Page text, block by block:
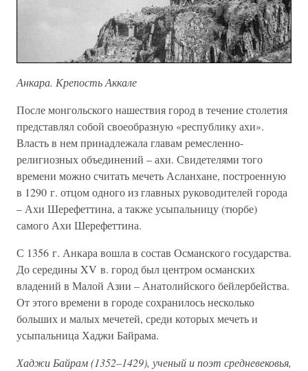
Анкара. Крепость Аккале
После монгольского нашествия город в течение столетия
представлял собой своеобразную «республику ахи».
Власть в нем принадлежала главам ремесленно-
религиозных объединений – ахи. Свидетелями того
времени можно считать мечеть Асланхане, построенную
в 1290 г. отцом одного из главных руководителей города
– Ахи Шерефеттина, а также усыпальницу (тюрбе)
самого Ахи Шерефеттина.
С 1356 г. Анкара вошла в состав Османского государства.
До середины XV в. город был центром османских
владений в Малой Азии – Анатолийского бейлербейства.
От этого времени в городе сохранилось несколько
больших и малых мечетей, среди которых мечеть и
усыпальница Хаджи Байрама.
Хаджи Байрам (1352–1429), ученый и поэт средневековья,